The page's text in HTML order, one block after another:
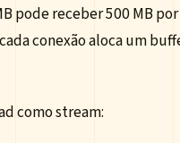
pode receber 500 MB
conexão aloca um
como stream: